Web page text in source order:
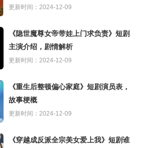
更新时间：2024-12-09
《隐世魔尊女帝带娃上门求负责》短剧
主演介绍，剧情解析
更新时间：2024-12-09
《重生后整顿偏心家庭》短剧演员表，
故事梗概
更新时间：2024-12-09
《穿越成反派全宗美女爱上我》短剧谁